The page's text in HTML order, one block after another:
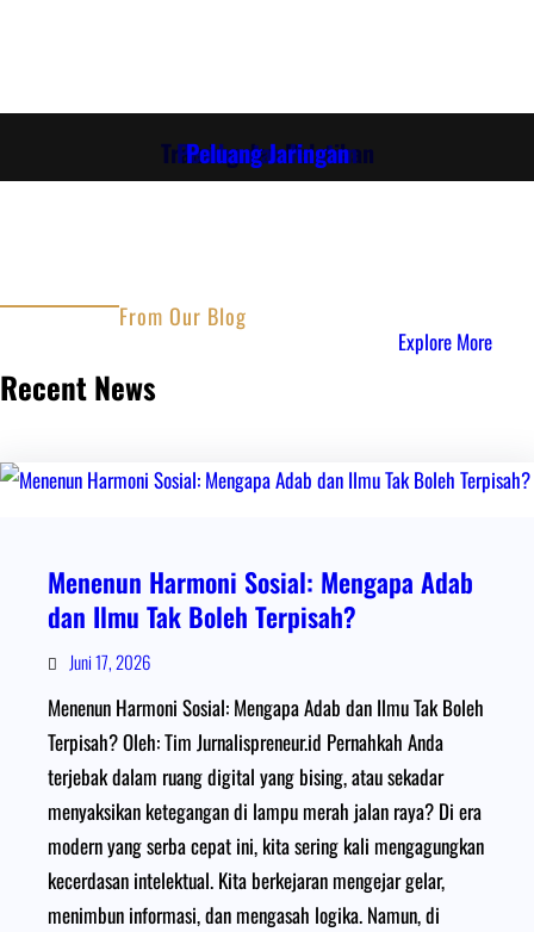
Training dan Pelatihan
Pembuatan Konten
Peluang Jaringan
From Our Blog
Recent News
Explore More
Menenun Harmoni Sosial: Mengapa Adab
dan Ilmu Tak Boleh Terpisah?
Juni 17, 2026
Menenun Harmoni Sosial: Mengapa Adab dan Ilmu Tak Boleh
Terpisah? Oleh: Tim Jurnalispreneur.id Pernahkah Anda
terjebak dalam ruang digital yang bising, atau sekadar
menyaksikan ketegangan di lampu merah jalan raya? Di era
modern yang serba cepat ini, kita sering kali mengagungkan
kecerdasan intelektual. Kita berkejaran mengejar gelar,
menimbun informasi, dan mengasah logika. Namun, di